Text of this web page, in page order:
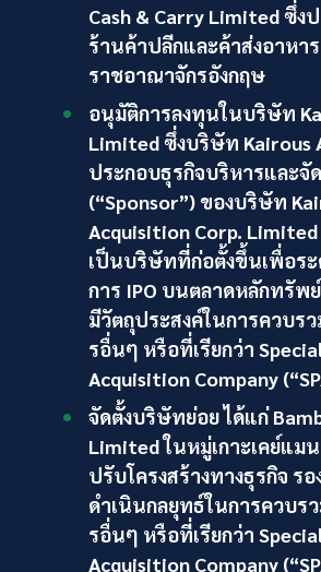
Cash & Carry Limited ซึ่ง
ร้านค้าปลีกและค้าส่งอาหา
ราชอาณาจักรอังกฤษ
อนุมัติการลงทุนในบริษัท
Limited ซึ่งบริษัท Kairous
ประกอบธุรกิจบริหารและจั
(“Sponsor”) ของบริษัท
Acquisition Corp. Limited
เป็นบริษัทที่ก่อตั้งขึ้นเพื่อร
การ IPO บนตลาดหลักทรัพ
มีวัตถุประสงค์ในการควบร
รอื่นๆ หรือที่เรียกว่า
Acquisition Company
จัดตั้งบริษัทย่อย ได้แก่
Limited ในหมู่เกาะเคย์แม
ปรับโครงสร้างทางธุรกิจ รอ
ดำเนินกลยุทธ์ในการควบร
รอื่นๆ หรือที่เรียกว่า
Acquisition Company